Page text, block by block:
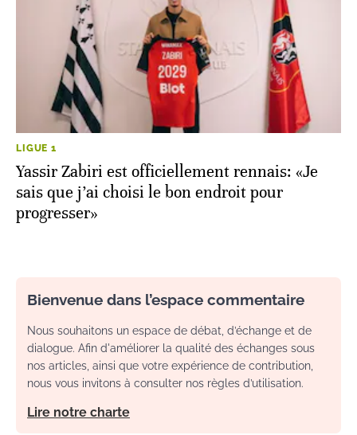
LIGUE 1
Yassir Zabiri est officiellement rennais: «Je
sais que j’ai choisi le bon endroit pour
progresser»
Bienvenue dans l’espace commentaire
Nous souhaitons un espace de débat, d’échange et de
dialogue. Afin d'améliorer la qualité des échanges sous
nos articles, ainsi que votre expérience de contribution,
nous vous invitons à consulter nos règles d’utilisation.
Lire notre charte